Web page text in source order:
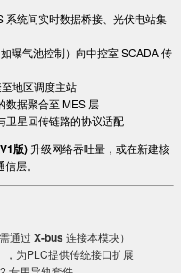
系统间实时数据桥接、光伏电站集
曝气池控制）向中控室 SCADA 传
地区调度主站
数据聚合至 MES 层
卫星回传链路的协议适配
版)升级网络吞吐量，或在新建核
层。
通过 X-bus连接本模块）
，为PLC提供传统接口扩展